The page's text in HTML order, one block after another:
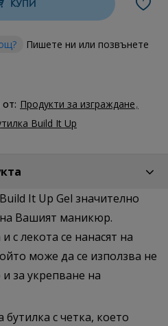
КУПИ
Пишете ни или позвънете
Продукти за изграждане
Build It Up
It Up Gel значително
Вашият маникюр.
с лекота се нанасят на
може да се използва не
за укрепване на
с четка, което